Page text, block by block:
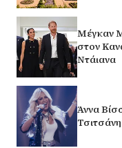
Μέγκαν
στον
Ντάιανα
Άννα